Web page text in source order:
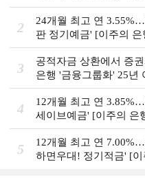
2
24개월 최고 연
판 정기예금' [이주의
3
공적자금 상환에서 증
은행 '금융그룹화' 25년
그룹의 꿈①]
4
12개월 최고 연
세이브예금' [이주의 은
5
12개월 최고 연
하면우대! 정기적금' [